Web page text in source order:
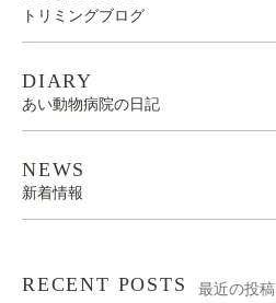
トリミングブログ
DIARY
あい動物病院の日記
NEWS
新着情報
RECENT POSTS 最近の投稿